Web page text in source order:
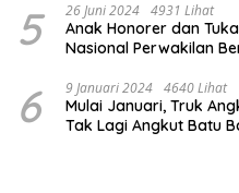
5 26 Juni 2024 4931 Lihat
Anak Honorer dan
Nasional Perwakilan
6 9 Januari 2024 4640 Lihat
Mulai Januari, Truk
Tak Lagi Angkut Batu